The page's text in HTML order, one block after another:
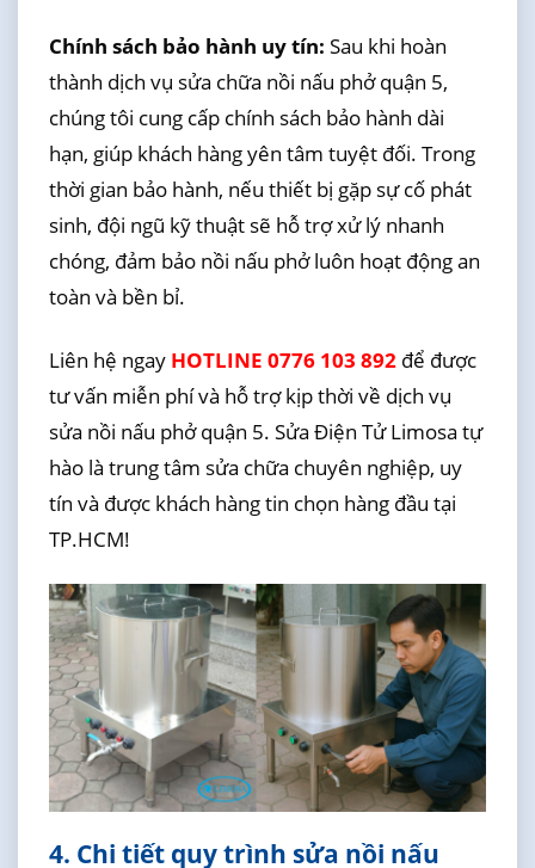
Chính sách bảo hành uy tín: Sau khi hoàn
thành dịch vụ sửa chữa nồi nấu phở quận 5,
chúng tôi cung cấp chính sách bảo hành dài
hạn, giúp khách hàng yên tâm tuyệt đối. Trong
thời gian bảo hành, nếu thiết bị gặp sự cố phát
sinh, đội ngũ kỹ thuật sẽ hỗ trợ xử lý nhanh
chóng, đảm bảo nồi nấu phở luôn hoạt động an
toàn và bền bỉ.
Liên hệ ngay HOTLINE 0776 103 892để được
tư vấn miễn phí và hỗ trợ kịp thời về dịch vụ
sửa nồi nấu phở quận 5. Sửa Điện Tử Limosa tự
hào là trung tâm sửa chữa chuyên nghiệp, uy
tín và được khách hàng tin chọn hàng đầu tại
TP.HCM!
4. Chi tiết quy trình sửa nồi nấu